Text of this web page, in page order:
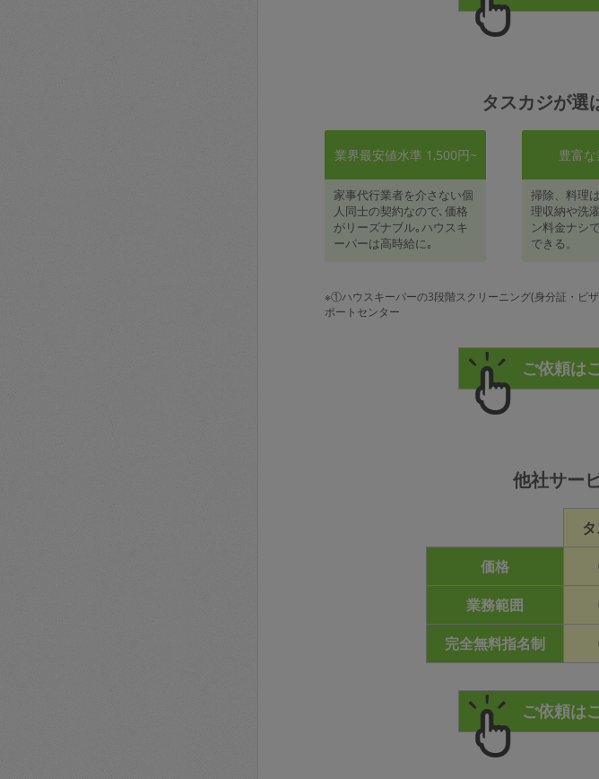
タスカジが選
業界最安値水準 1,500円~
家事代行業者を介さない個
人同士の契約なので､価格
がリーズナブル｡ハウスキ
ーパーは高時給に｡
豊富
掃除、料理
理収納や洗
ン料金ナシ
できる。
※①ハウスキーパーの3段階スクリーニング(身分証・ビ
ポートセンター
他社サー
価格
業務範囲
完全無料指名制